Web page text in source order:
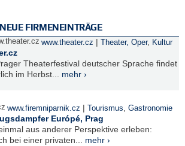
NEUE FIRMENEINTRÄGE
www.theater.cz | Theater, Oper, Kultur
Theaterfestival deutscher Sprache findet
im Herbst... mehr ›
www.firemniparnik.cz | Tourismus, Gastronomie
Európé, Prag
aus anderer Perspektive erleben:
bei einer privaten... mehr ›